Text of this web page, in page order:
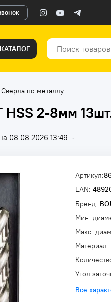
КАТАЛОГ
Сверла по металлу
2-8мм
08.08.2026 13:49 •
Артикул:
EAN:
Бренд:
Мин.
Макс.
Материал:
Угол
Все